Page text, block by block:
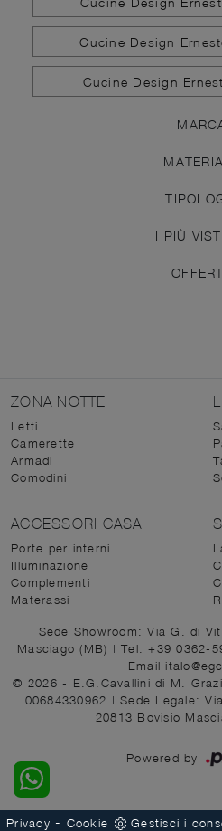
Cucine Design
Cucine Design
I PIÙ
ZONA NOTTE
Letti
Camerette
Armadi
Comodini
ACCESSORI CASA
Porte per interni
Illuminazione
Complementi
Materassi
Sede Showroom: Via G. di
Masciago (MB) | Tel. +39 0362-
Email
© 2026 - E.G.Cavallini di M.
00684330962 | Sede Legale:
20813 Bovisio
Powered by
Privacy - Cookie Gestisci i